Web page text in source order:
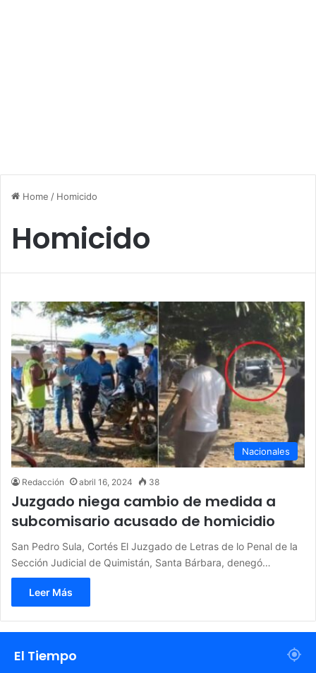
Home / Homicido
Homicido
Nacionales
Redacción abril 16, 2024 38
Juzgado niega cambio de medida a
subcomisario acusado de homicidio
San Pedro Sula, Cortés El Juzgado de Letras de lo Penal de la
Sección Judicial de Quimistán, Santa Bárbara, denegó…
Leer Más
El Tiempo